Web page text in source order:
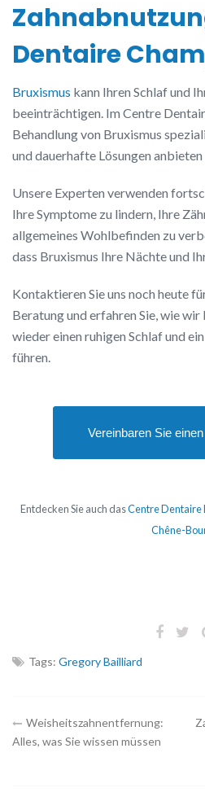
Dentaire
Bruxismus kann Ihren Schlaf und
beeinträchtigen. Im Centre
Behandlung von Bruxismus
und dauerhafte Lösungen anbieten
Unsere Experten verwenden
Ihre Symptome zu lindern, Ihre
allgemeines Wohlbefinden zu
dass Bruxismus Ihre Nächte und
Kontaktieren Sie uns noch heute
Beratung und erfahren Sie, wie wir
wieder einen ruhigen Schlaf und
führen.
Vereinbaren Sie
Entdecken Sie auch dasCentre Dentaire
Chêne-
Tags: Gregory Bailliard
Navigation
Weisheitszahnentfernung:
Alles, was Sie wissen müssen